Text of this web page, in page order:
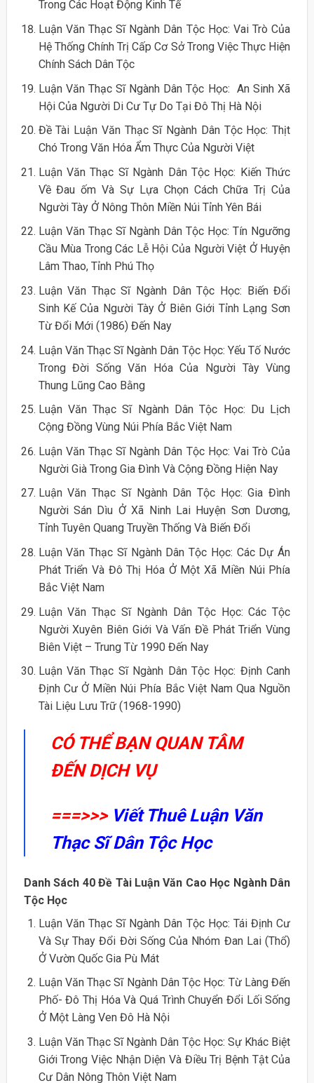
Trong Các Hoạt Động Kinh Tế
Luận Văn Thạc Sĩ Ngành Dân Tộc Học: Vai Trò Của
Hệ Thống Chính Trị Cấp Cơ Sở Trong Việc Thực Hiện
Chính Sách Dân Tộc
Luận Văn Thạc Sĩ Ngành Dân Tộc Học: An Sinh Xã
Hội Của Người Di Cư Tự Do Tại Đô Thị Hà Nội
Đề Tài Luận Văn Thạc Sĩ Ngành Dân Tộc Học: Thịt
Chó Trong Văn Hóa Ẩm Thực Của Người Việt
Luận Văn Thạc Sĩ Ngành Dân Tộc Học: Kiến Thức
Về Đau ốm Và Sự Lựa Chọn Cách Chữa Trị Của
Người Tày Ở Nông Thôn Miền Núi Tỉnh Yên Bái
Luận Văn Thạc Sĩ Ngành Dân Tộc Học: Tín Ngưỡng
Cầu Mùa Trong Các Lễ Hội Của Người Việt Ở Huyện
Lâm Thao, Tỉnh Phú Thọ
Luận Văn Thạc Sĩ Ngành Dân Tộc Học: Biến Đổi
Sinh Kế Của Người Tày Ở Biên Giới Tỉnh Lạng Sơn
Từ Đổi Mới (1986) Đến Nay
Luận Văn Thạc Sĩ Ngành Dân Tộc Học: Yếu Tố Nước
Trong Đời Sống Văn Hóa Của Người Tày Vùng
Thung Lũng Cao Bằng
Luận Văn Thạc Sĩ Ngành Dân Tộc Học: Du Lịch
Cộng Đồng Vùng Núi Phía Bắc Việt Nam
Luận Văn Thạc Sĩ Ngành Dân Tộc Học: Vai Trò Của
Người Già Trong Gia Đình Và Cộng Đồng Hiện Nay
Luận Văn Thạc Sĩ Ngành Dân Tộc Học: Gia Đình
Người Sán Dìu Ở Xã Ninh Lai Huyện Sơn Dương,
Tỉnh Tuyên Quang Truyền Thống Và Biến Đổi
Luận Văn Thạc Sĩ Ngành Dân Tộc Học: Các Dự Án
Phát Triển Và Đô Thị Hóa Ở Một Xã Miền Núi Phía
Bắc Việt Nam
Luận Văn Thạc Sĩ Ngành Dân Tộc Học: Các Tộc
Người Xuyên Biên Giới Và Vấn Đề Phát Triển Vùng
Biên Việt – Trung Từ 1990 Đến Nay
Luận Văn Thạc Sĩ Ngành Dân Tộc Học: Định Canh
Định Cư Ở Miền Núi Phía Bắc Việt Nam Qua Nguồn
Tài Liệu Lưu Trữ (1968-1990)
CÓ THỂ BẠN QUAN TÂM
ĐẾN DỊCH VỤ
===>>> Viết Thuê Luận Văn
Thạc Sĩ Dân Tộc Học
Danh Sách 40 Đề Tài Luận Văn Cao Học Ngành Dân
Tộc Học
Luận Văn Thạc Sĩ Ngành Dân Tộc Học: Tái Định Cư
Và Sự Thay Đổi Đời Sống Của Nhóm Đan Lai (Thổ)
Ở Vườn Quốc Gia Pù Mát
Luận Văn Thạc Sĩ Ngành Dân Tộc Học: Từ Làng Đến
Phố- Đô Thị Hóa Và Quá Trình Chuyển Đổi Lối Sống
Ở Một Làng Ven Đô Hà Nội
Luận Văn Thạc Sĩ Ngành Dân Tộc Học: Sự Khác Biệt
Giới Trong Việc Nhận Diện Và Điều Trị Bệnh Tật Của
Cư Dân Nông Thôn Việt Nam